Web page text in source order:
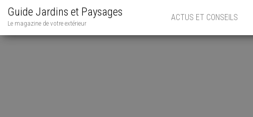
Guide Jardins et Paysages
Le magazine de votre extérieur
ACTUS ET CONSEILS